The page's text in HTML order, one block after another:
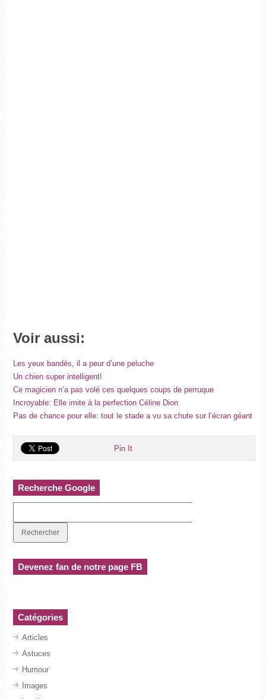
Voir aussi:
Les yeux bandés, il a peur d’une peluche
Un chien super intelligent!
Ce magicien n’a pas volé ces quelques coups de perruque
Incroyable: Elle imite à la perfection Céline Dion
Pas de chance pour elle: tout le stade a vu sa chute sur l’écran géant
Pin It
Recherche Google
Devenez fan de notre page FB
Catégories
Articles
Astuces
Humour
Images